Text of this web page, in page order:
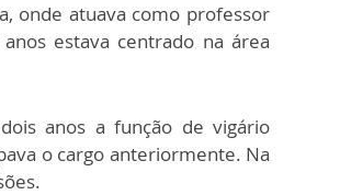
onde atuava como professor
estava centrado na área
anos a função de vigário
o cargo anteriormente. Na